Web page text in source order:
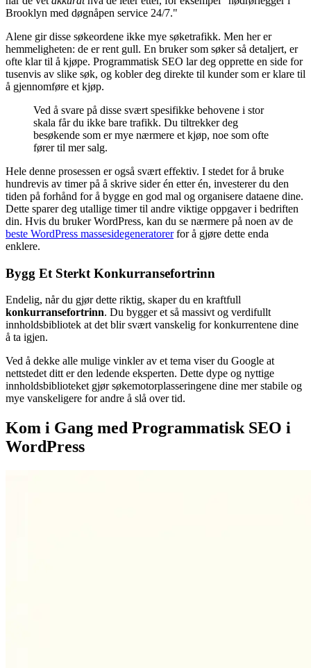
Brooklyn med døgnåpen service 24/7."
Alene gir disse søkeordene ikke mye søketrafikk. Men her er
hemmeligheten: de er rent gull. En bruker som søker så detaljert, er
ofte klar til å kjøpe. Programmatisk SEO lar deg opprette en side for
tusenvis av slike søk, og kobler deg direkte til kunder som er klare til
å gjennomføre et kjøp.
Ved å svare på disse svært spesifikke behovene i stor
skala får du ikke bare trafikk. Du tiltrekker deg
besøkende som er mye nærmere et kjøp, noe som ofte
fører til mer salg.
Hele denne prosessen er også svært effektiv. I stedet for å bruke
hundrevis av timer på å skrive sider én etter én, investerer du den
tiden på forhånd for å bygge en god mal og organisere dataene dine.
Dette sparer deg utallige timer til andre viktige oppgaver i bedriften
din. Hvis du bruker WordPress, kan du se nærmere på noen av de
beste WordPress massesidegeneratorerfor å gjøre dette enda
enklere.
Bygg Et Sterkt Konkurransefortrinn
Endelig, når du gjør dette riktig, skaper du en kraftfull
konkurransefortrinn. Du bygger et så massivt og verdifullt
innholdsbibliotek at det blir svært vanskelig for konkurrentene dine
å ta igjen.
Ved å dekke alle mulige vinkler av et tema viser du Google at
nettstedet ditt er den ledende eksperten. Dette dype og nyttige
innholdsbiblioteket gjør søkemotorplasseringene dine mer stabile og
mye vanskeligere for andre å slå over tid.
Kom i Gang med Programmatisk SEO i
WordPress